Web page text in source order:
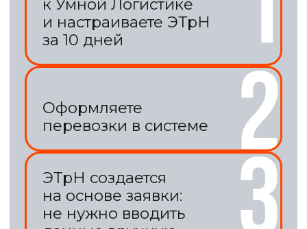
УЗНАТЬ ПОДРОБНЕЕ
Бонус до конца 2026
Выпуск титулов и API ключей —